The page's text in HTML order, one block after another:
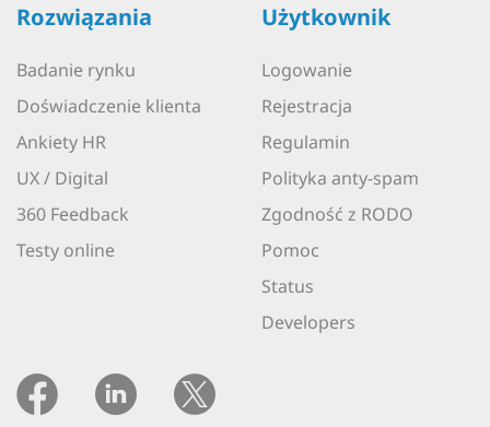
Rozwiązania
Badanie rynku
Doświadczenie klienta
Ankiety HR
UX / Digital
360 Feedback
Testy online
Użytkownik
Logowanie
Rejestracja
Regulamin
Polityka anty-spam
Zgodność z RODO
Pomoc
Status
Developers